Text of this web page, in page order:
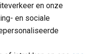
en onze
en sociale